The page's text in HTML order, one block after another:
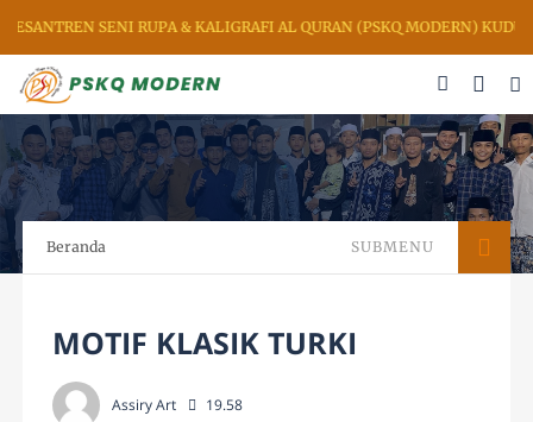
RUPA & KALIGRAFI AL QURAN (PSKQ MODERN) KUDUS JAWA TENGAH
Beranda SUBMENU
MOTIF KLASIK TURKI
Assiry Art 19.58